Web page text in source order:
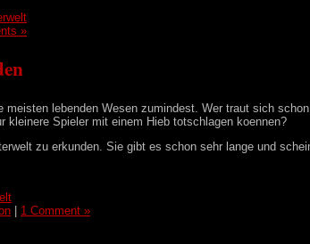
»
meisten lebenden Wesen zumindest. Wer traut sich
kleinere Spieler mit einem Hieb totschlagen koennen?
zu erkunden. Sie gibt es schon sehr lange und
1 Comment »